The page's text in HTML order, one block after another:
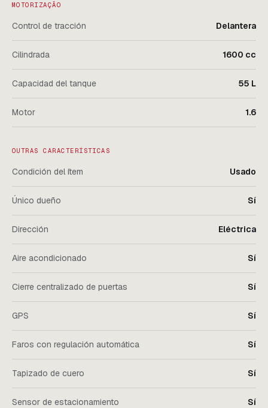
MOTORIZAÇÃO
Control de tracción Delantera
Cilindrada 1600 cc
Capacidad del tanque 55 L
Motor 1.6
OUTRAS CARACTERÍSTICAS
Condición del ítem Usado
Único dueño Sí
Dirección Eléctrica
Aire acondicionado Sí
Cierre centralizado de puertas Sí
GPS Sí
Faros con regulación automática Sí
Tapizado de cuero Sí
Sensor de estacionamiento Sí